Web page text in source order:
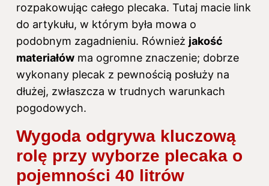
rozpakowując całego plecaka. Tutaj macie link
do artykułu, w którym była mowa o
podobnym zagadnieniu. Również jakość
materiałów ma ogromne znaczenie; dobrze
wykonany plecak z pewnością posłuży na
dłużej, zwłaszcza w trudnych warunkach
pogodowych.
Wygoda odgrywa kluczową
rolę przy wyborze plecaka o
pojemności 40 litrów